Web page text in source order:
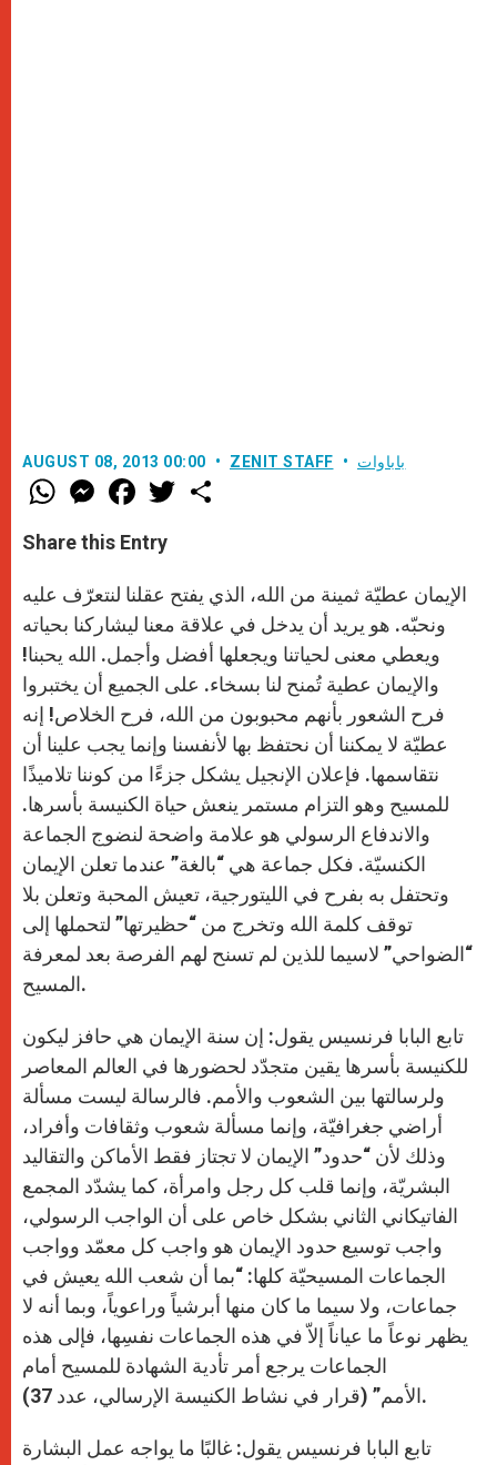
AUGUST 08, 2013 00:00 ZENIT STAFF باباوات
W
h
t
s
p
M
e
s
e
g
e
r
F
a
e
b
o
k
w
r
Share this Entry
الإيمان عطيّة ثمينة من الله، الذي يفتح عقلنا لنتعرّف عليه
ونحبّه. هو يريد أن يدخل في علاقة معنا ليشاركنا بحياته
ويعطي معنى لحياتنا ويجعلها أفضل وأجمل. الله يحبنا!
والإيمان عطية تُمنح لنا بسخاء. على الجميع أن يختبروا
فرح الشعور بأنهم محبوبون من الله، فرح الخلاص! إنه
عطيّة لا يمكننا أن نحتفظ بها لأنفسنا وإنما يجب علينا أن
نتقاسمها. فإعلان الإنجيل يشكل جزءًا من كوننا تلاميذًا
للمسيح وهو التزام مستمر ينعش حياة الكنيسة بأسرها.
والاندفاع الرسولي هو علامة واضحة لنضوج الجماعة
الكنسيّة. فكل جماعة هي “بالغة” عندما تعلن الإيمان
وتحتفل به بفرح في الليتورجية، تعيش المحبة وتعلن بلا
توقف كلمة الله وتخرج من “حظيرتها” لتحملها إلى
“الضواحي” لاسيما للذين لم تسنح لهم الفرصة بعد لمعرفة
المسيح.
تابع البابا فرنسيس يقول: إن سنة الإيمان هي حافز ليكون
للكنيسة بأسرها يقين متجدّد لحضورها في العالم المعاصر
ولرسالتها بين الشعوب والأمم. فالرسالة ليست مسألة
أراضي جغرافيّة، وإنما مسألة شعوب وثقافات وأفراد،
وذلك لأن “حدود” الإيمان لا تجتاز فقط الأماكن والتقاليد
البشريّة، وإنما قلب كل رجل وامرأة، كما يشدّد المجمع
الفاتيكاني الثاني بشكل خاص على أن الواجب الرسولي،
واجب توسيع حدود الإيمان هو واجب كل معمّد وواجب
الجماعات المسيحيّة كلها: “بما أن شعب الله يعيش في
جماعات، ولا سيما ما كان منها أبرشياً وراعوياً، وبما أنه لا
يظهر نوعاً ما عياناً إلاّ في هذه الجماعات نفسِها، فإلى هذه
الجماعات يرجع أمر تأدية الشهادة للمسيح أمام
الأمم” (قرار في نشاط الكنيسة الإرسالي، عدد 37).
تابع البابا فرنسيس يقول: غالبًا ما يواجه عمل البشارة